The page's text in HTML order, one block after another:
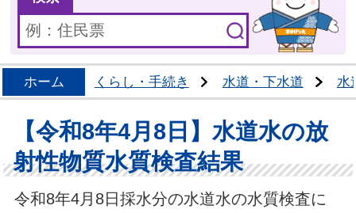
ホーム くらし・手続き 水道・下水道 水
【令和8年4月8日】水道水の放
射性物質水質検査結果
令和8年4月8日採水分の水道水の水質検査に